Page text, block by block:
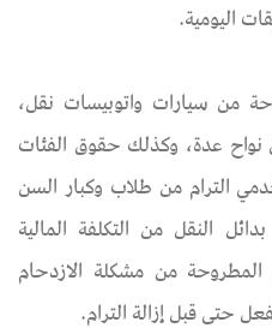
اليومية.
من سيارات واتوبيسات نقل،
عدة، وكذلك حقوق الفئات
الترام من طلاب وكبار السن
النقل من التكلفة المالية
المطروحة من مشكلة الازدحام
حتى قبل إزالة الترام.